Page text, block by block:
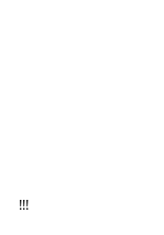
!!!